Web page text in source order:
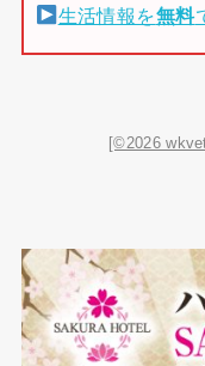
生活情報を無料
[©2026